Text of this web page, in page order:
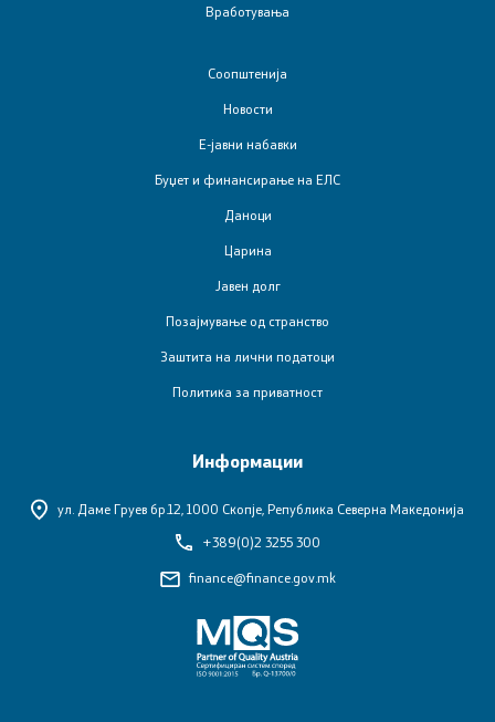
Позајмување од странство
Гаранции за позајмување од странство
Јавна внатрешна финансиска контрола
Управа за имотно правни работи - закони
Финансиска инспекција во јавниот сектор
Субвенциониран станбен кредит
Вработувања
Соопштенија
Новости
Е-јавни набавки
Буџет и финансирање на ЕЛС
Даноци
Царина
Јавен долг
Позајмување од странство
Заштита на лични податоци
Политика за приватност
Информации
ул. Даме Груев бр.12, 1000 Скопје, Република Северна Македонија
+389(0)2 3255 300
finance@finance.gov.mk